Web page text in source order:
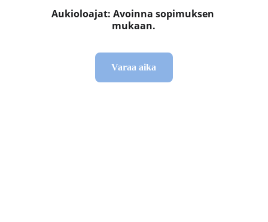
Aukioloajat: Avoinna sopimuksen
mukaan.
Varaa aika